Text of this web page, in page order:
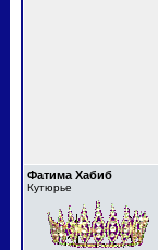
Фатима Хабиб
Кутюрье